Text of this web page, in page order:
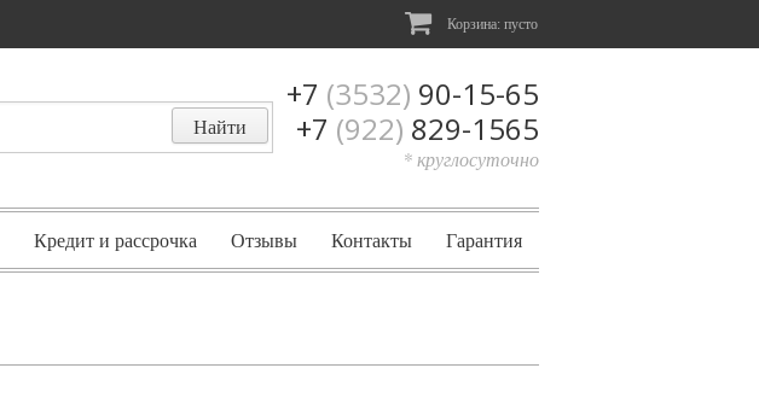
Корзина: пусто
+7 (3532) 90-15-65
+7 (922) 829-1565
* круглосуточно
Кредит и рассрочка Отзывы Контакты Гарантия